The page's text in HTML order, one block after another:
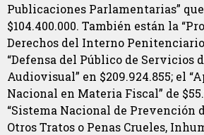
Publicaciones Parlamentarias”
$104.400.000. También están la
Derechos del Interno
“Defensa del Público de Servicios
Audiovisual” en $209.924.855; el
Nacional en Materia Fiscal” de
“Sistema Nacional de Prevención
Otros Tratos o Penas Crueles,